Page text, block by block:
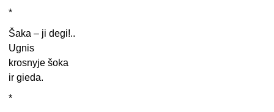
*
Šaka – ji degi!..
Ugnis
krosnyje šoka
ir gieda.
*